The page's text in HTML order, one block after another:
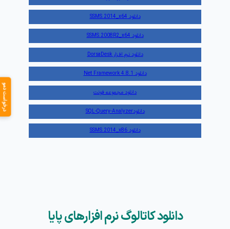
دانلود SSMS.2014_x64
دانلود SSMS.2008R2_x64
دانلود نرم افزار DorsaDesk
دانلود Net Framework 4.8.1
دانلود مجموعه فونت
دانلودSQL-Query-Analyzer
دانلود SSMS.2014_x86
دانلود کاتالوگ نرم افزارهای پایا
درخواست دمو